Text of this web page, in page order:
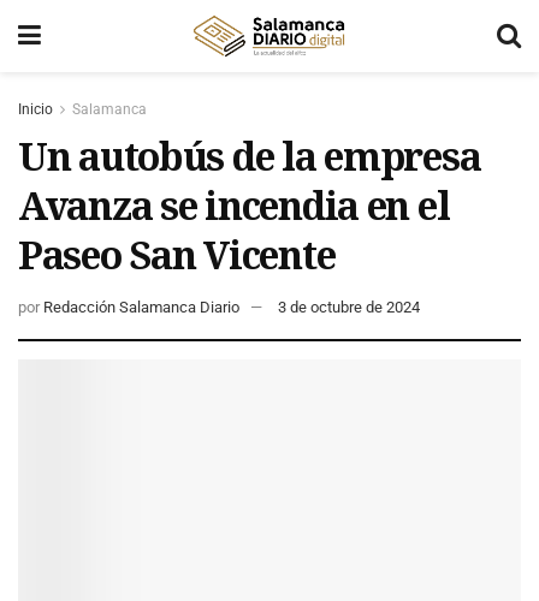
Inicio Salamanca
Un autobús de la empresa
Avanza se incendia en el
Paseo San Vicente
por Redacción Salamanca Diario 3 de octubre de 2024